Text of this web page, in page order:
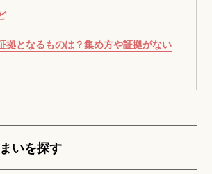
拠となるものは？集め方や証拠がない
いを探す